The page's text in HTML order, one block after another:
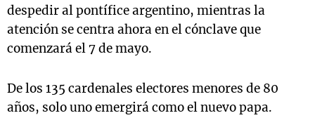
despedir al pontífice argentino, mientras la
atención se centra ahora en el cónclave que
comenzará el 7 de mayo.
De los 135 cardenales electores menores de 80
años, solo uno emergirá como el nuevo papa.